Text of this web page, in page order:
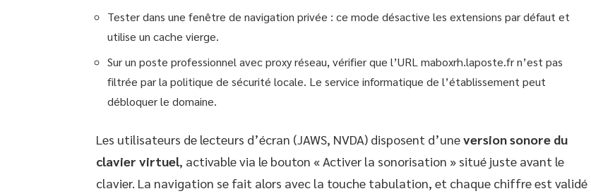
Tester dans une fenêtre de navigation privée : ce mode désactive les extensions par défaut et
utilise un cache vierge.
Sur un poste professionnel avec proxy réseau, vérifier que l’URL maboxrh.laposte.fr n’est pas
filtrée par la politique de sécurité locale. Le service informatique de l’établissement peut
débloquer le domaine.
Les utilisateurs de lecteurs d’écran (JAWS, NVDA) disposent d’uneversion sonore du
clavier virtuel, activable via le bouton « Activer la sonorisation » situé juste avant le
clavier. La navigation se fait alors avec la touche tabulation, et chaque chiffre est validé